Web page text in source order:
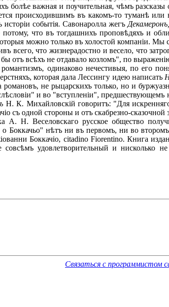
болѣе важная и поучительная, чѣмъ
происходившимъ въ какомъ-то туманѣ
событія. Савонаролла жегъ Декамеронъ,
что въ тогдашнихъ проповѣдяхъ и
можно только въ холостой компаніи.
всего, что жизнерадостно и весело, что
отъ всѣхъ не отдавало козломъ", по
одинаково нечестивыя, по его
которая дала Лессингу идею написать
романовъ, не рыцарскихъ только, но и
и во "вступленіи", предшествующемъ
H. К. Михайловскій говоритъ: "Для
съ одной стороны и отъ скабрезно-
Н. Веселовскаго русское общество
Боккачьо" нѣтъ ни въ первомъ, ни во
Боккачіо, citadino Fiorentino. Книга
удовлетворительный и нисколько
Связаться с программистом